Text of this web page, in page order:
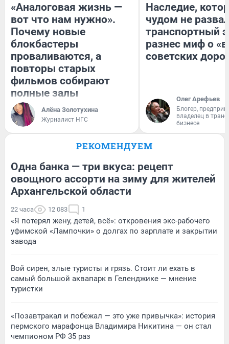
«Аналоговая жизнь —
вот что нам нужно».
Почему новые
блокбастеры
проваливаются, а
повторы старых
фильмов собирают
полные залы
Алёна Золотухина
Журналист НГС
Наследие,
чудом не
транспортный
разнес миф о
советских
Олег Арефьев
Блогер,
владелец в
бизнесе
РЕКОМЕНДУЕМ
Одна банка — три вкуса: рецепт
овощного ассорти на зиму для жителей
Архангельской области
22 часа 12 083 1
«Я потерял жену, детей, всё»: откровения экс-рабочего
уфимской «Лампочки» о долгах по зарплате и закрытии
завода
Вой сирен, злые туристы и грязь. Стоит ли ехать в
самый большой аквапарк в Геленджике — мнение
туристки
«Позавтракал и побежал — это уже привычка»: история
пермского марафонца Владимира Никитина — он стал
чемпионом РФ 35 раз